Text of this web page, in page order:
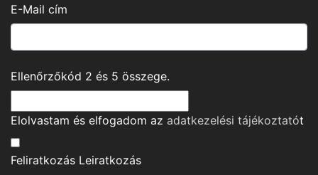
E-Mail cím
Ellenőrzőkód 2 és 5 összege.
Elolvastam és elfogadom az adatkezelési tájékoztatót
Feliratkozás Leiratkozás